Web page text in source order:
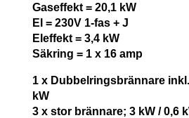
Gaseffekt = 20,1 kW
El = 230V 1-fas + J
Eleffekt = 3,4 kW
Säkring = 1 x 16 amp
1 x Dubbelringsbrännare
kW
3 x stor brännare; 3 kW / 0,6